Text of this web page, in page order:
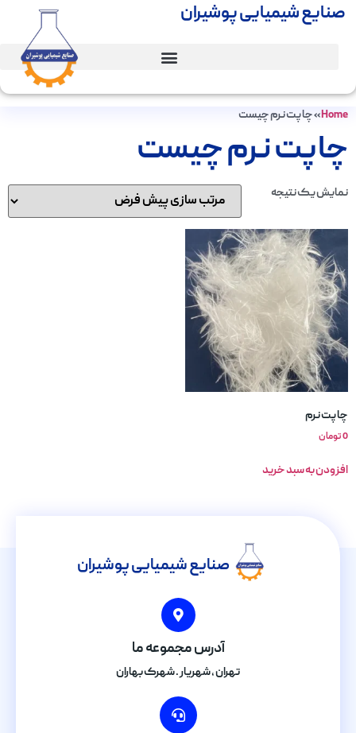
صنایع شیمیایی پوشیران
Home
»چاپت نرم چیست
چاپت نرم چیست
نمایش یک نتیجه
چاپت نرم
0تومان
افزودن به سبد خرید
صنایع شیمیایی پوشیران
آدرس مجموعه ما
تهران , شهریار . شهرک بهاران